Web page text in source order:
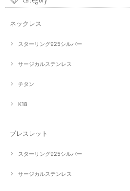
ネックレス
スターリング925シルバー
サージカルステンレス
チタン
K18
ブレスレット
スターリング925シルバー
サージカルステンレス